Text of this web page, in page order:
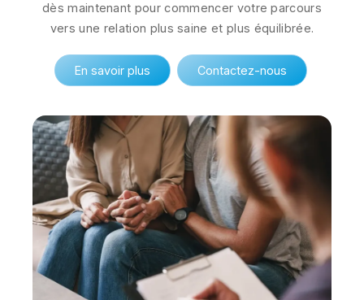
dès maintenant pour commencer votre parcours
vers une relation plus saine et plus équilibrée.
En savoir plus Contactez-nous